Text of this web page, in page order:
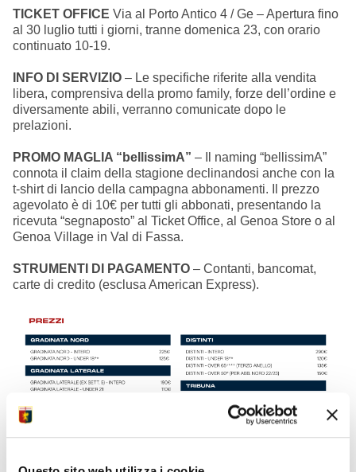
Isolani x Genoa
TICKET OFFICE Via al Porto Antico 4 / Ge – Apertura fino
al 30 luglio tutti i giorni, tranne domenica 23, con orario
continuato 10-19.
INFO DI SERVIZIO – Le specifiche riferite alla vendita
libera, comprensiva della promo family, forze dell’ordine e
diversamente abili, verranno comunicate dopo le
prelazioni.
PROMO MAGLIA “bellissimA” – Il naming “bellissimA”
connota il claim della stagione declinandosi anche con la
t-shirt di lancio della campagna abbonamenti. Il prezzo
agevolato è di 10€ per tutti gli abbonati, presentando la
ricevuta “segnaposto” al Ticket Office, al Genoa Store o al
Genoa Village in Val di Fassa.
STRUMENTI DI PAGAMENTO – Contanti, bancomat,
carte di credito (esclusa American Express).